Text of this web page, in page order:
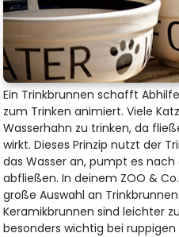
Ein Trinkbrunnen schafft
zum Trinken animiert. Viele
Wasserhahn zu trinken, da
wirkt. Dieses Prinzip nutzt der
das Wasser an, pumpt es
abfließen. In deinem ZOO &
große Auswahl an
Keramikbrunnen sind leichter
besonders wichtig bei ruppigen